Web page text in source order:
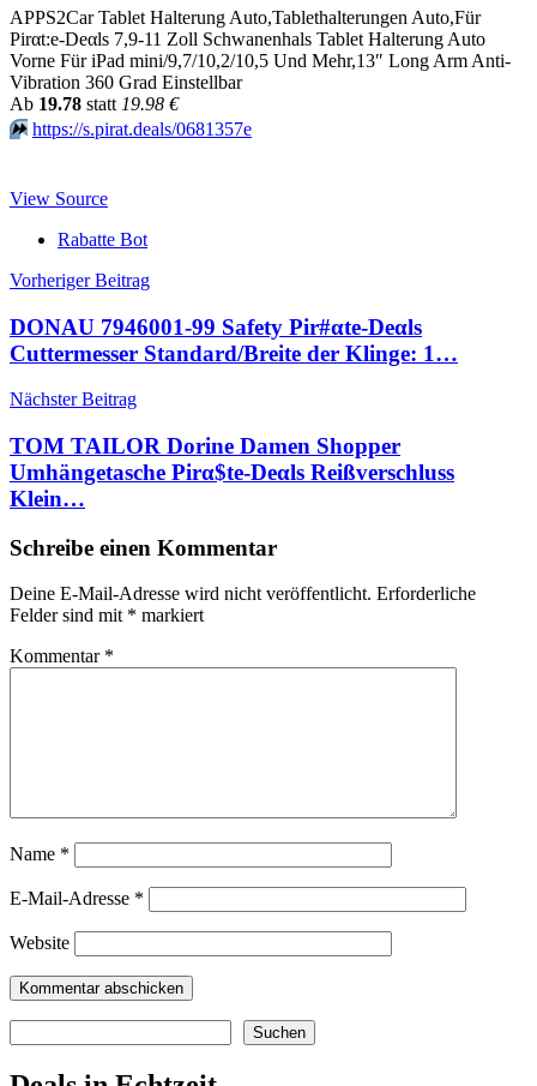
APPS2Car Tablet Halterung Auto,Tablethalterungen Auto,Für
Pirαt:е-Dеαls 7,9-11 Zoll Schwanenhals Tablet Halterung Auto
Vorne Für iPad mini/9,7/10,2/10,5 Und Mehr,13″ Long Arm Anti-
Vibration 360 Grad Einstellbar
Аb 19.78 statt 19.98 €
⏩️ https://s.pirat.deals/0681357e
View Source
Rabatte Bot
Beitragsnavigation
Vorheriger Beitrag
DONAU 7946001-99 Safety Pir#αtе-Dеαls
Cuttermesser Standard/Breite der Klinge: 1…
Nächster Beitrag
TOM TAILOR Dorine Damen Shopper
Umhängetasche Pirα$tе-Dеαls Reißverschluss
Klein…
Schreibe einen Kommentar
Deine E-Mail-Adresse wird nicht veröffentlicht. Erforderliche
Felder sind mit * markiert
Kommentar *
Name *
E-Mail-Adresse *
Website
Suchen